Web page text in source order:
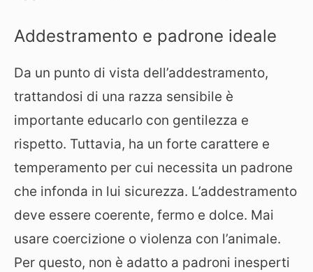
Addestramento e padrone ideale
Da un punto di vista dell’addestramento,
trattandosi di una razza sensibile è
importante educarlo con gentilezza e
rispetto. Tuttavia, ha un forte carattere e
temperamento per cui necessita un padrone
che infonda in lui sicurezza. L’addestramento
deve essere coerente, fermo e dolce. Mai
usare coercizione o violenza con l’animale.
Per questo, non è adatto a padroni inesperti